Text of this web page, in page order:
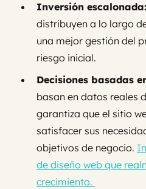
Inversión escalonada:
distribuyen a lo largo
una mejor gestión del
riesgo inicial.
Decisiones basadas
basan en datos reales
garantiza que el sitio
satisfacer sus
objetivos de negocio.
de diseño web que
crecimiento.